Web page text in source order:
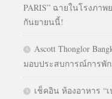
PARIS” ฉายในโรงภา
กันยายนนี้!
Ascott Thonglor
มอบประสบการณ์การพั
เช็คอิน ห้องอาหาร “